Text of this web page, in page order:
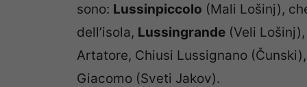
sono: Lussinpiccolo (Mali Lošinj),
dell’isola, Lussingrande (Veli
Artatore, Chiusi Lussignano
Giacomo (Sveti Jakov).